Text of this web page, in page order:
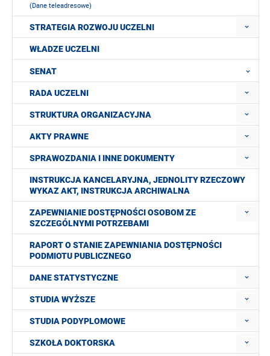
(Dane teleadresowe)
STRATEGIA ROZWOJU UCZELNI
WŁADZE UCZELNI
SENAT
RADA UCZELNI
STRUKTURA ORGANIZACYJNA
AKTY PRAWNE
SPRAWOZDANIA I INNE DOKUMENTY
INSTRUKCJA KANCELARYJNA, JEDNOLITY RZECZOWY
WYKAZ AKT, INSTRUKCJA ARCHIWALNA
ZAPEWNIANIE DOSTĘPNOŚCI OSOBOM ZE
SZCZEGÓLNYMI POTRZEBAMI
RAPORT O STANIE ZAPEWNIANIA DOSTĘPNOŚCI
PODMIOTU PUBLICZNEGO
DANE STATYSTYCZNE
STUDIA WYŻSZE
STUDIA PODYPLOMOWE
SZKOŁA DOKTORSKA